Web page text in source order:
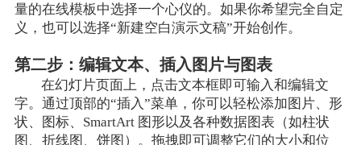
量的在线模板中选择一个心仪的。如果你希望完全自定
义，也可以选择“新建空白演示文稿”开始创作。
第二步：编辑文本、插入图片与图表
在幻灯片页面上，点击文本框即可输入和编辑文
字。通过顶部的“插入”菜单，你可以轻松添加图片、形
状、图标、SmartArt 图形以及各种数据图表（如柱状
图、折线图、饼图）。拖拽即可调整它们的大小和位